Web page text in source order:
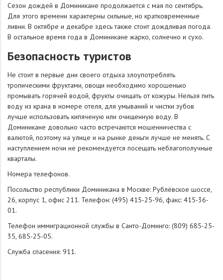
Сезон дождей в Доминикане продолжается с мая по сентябрь.
Для этого времени характерны сильные, но кратковременные
ливни. В октябре и декабре здесь также стоит дождливая погода.
В остальное время года в Доминикане жарко, солнечно и сухо.
Безопасность туристов
Не стоит в первые дни своего отдыха злоупотреблять
тропическими фруктами, овощи необходимо хорошенько
промывать горячей водой, фрукты очищать от кожуры. Нельзя пить
воду из крана в номере отеля, для умываний и чистки зубов
лучше использовать кипяченую или очищенную воду. В
Доминикане довольно часто встречаются мошенничества с
валютой, поэтому на улице и на рынке деньги лучше не менять. С
наступлением ночи не рекомендуется посещать неблагополучные
кварталы.
Номера телефонов.
Посольство республики Доминикана в Москве: Рублёвское шоссе,
26, корпус 1, офис 211. Телефон: (495) 415-25-96, факс: 415-36-
01.
Телефон иммиграционной службы в Санто-Доминго: (809) 685-25-
35, 685-25-05.
Служба спасения: 911.